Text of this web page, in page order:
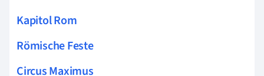
Kapitol Rom
Römische Feste
Circus Maximus